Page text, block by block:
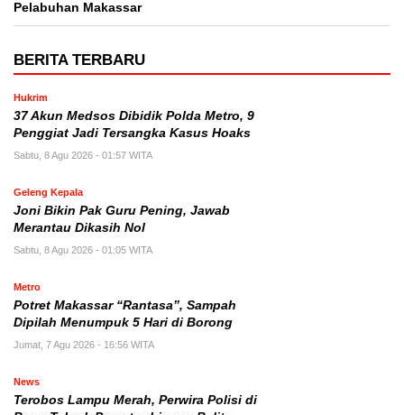
Pelabuhan Makassar
BERITA TERBARU
Hukrim
37 Akun Medsos Dibidik Polda Metro, 9
Penggiat Jadi Tersangka Kasus Hoaks
Sabtu, 8 Agu 2026 - 01:57 WITA
Geleng Kepala
Joni Bikin Pak Guru Pening, Jawab
Merantau Dikasih Nol
Sabtu, 8 Agu 2026 - 01:05 WITA
Metro
Potret Makassar “Rantasa”, Sampah
Dipilah Menumpuk 5 Hari di Borong
Jumat, 7 Agu 2026 - 16:56 WITA
News
Terobos Lampu Merah, Perwira Polisi di